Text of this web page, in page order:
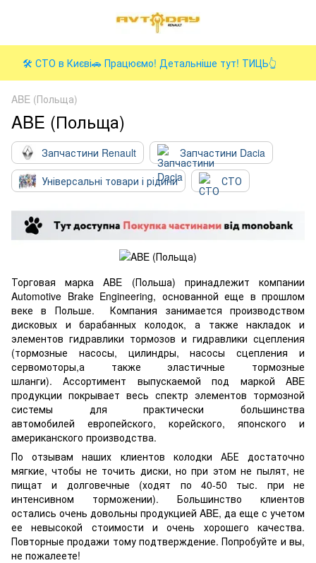
🛠️ СТО в Києві🚗 Працюємо! Детальніше тут! ТИЦЬ👆
ABE (Польща)
ABE (Польща)
Запчастини Renault
Запчастини Dacia
Універсальні товари і рідини
СТО
Торговая марка ABE (Польша) принадлежит компании
Automotive Brake Engineering, основанной еще в прошлом
веке в Польше. Компания занимается производством
дисковых и барабанных колодок, а также накладок и
элементов гидравлики тормозов и гидравлики сцепления
(тормозные насосы, цилиндры, насосы сцепления и
сервомоторы,а также эластичные тормозные
шланги). Ассортимент выпускаемой под маркой ABE
продукции покрывает весь спектр элементов тормозной
системы для практически большинства
автомобилей европейского, корейского, японского и
американского производства.
По отзывам наших клиентов колодки АБЕ достаточно
мягкие, чтобы не точить диски, но при этом не пылят, не
пищат и долговечные (ходят по 40-50 тыс. при не
интенсивном торможении). Большинство клиентов
остались очень довольны продукцией ABE, да еще с учетом
ее невысокой стоимости и очень хорошего качества.
Повторные продажи тому подтверждение. Попробуйте и вы,
не пожалеете!